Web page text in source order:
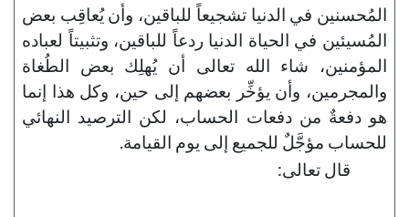
المُحسنين في الدنيا تشجيعاً للباقين، وأن يُعاقِب بعض
المُسيئين في الحياة الدنيا ردعاً للباقين، وتثبيتاً لعباده
المؤمنين، شاء الله تعالى أن يُهلِك بعض الطُغاة
والمجرمين، وأن يؤخِّر بعضهم إلى حين، وكل هذا إنما
هو دفعةٌ من دفعات الحساب، لكن الترصيد النهائي
للحساب مؤجَّلٌ للجميع إلى يوم القيامة.
قال تعالى: